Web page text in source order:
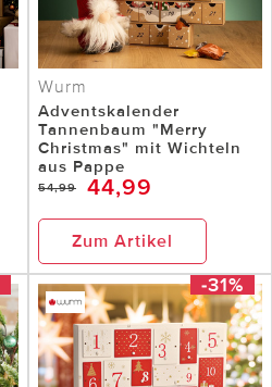
Wurm
Adventskalender
Tannenbaum "Merry
Christmas" mit Wichteln
aus Pappe
54,99 44,99
Zum Artikel
-31%